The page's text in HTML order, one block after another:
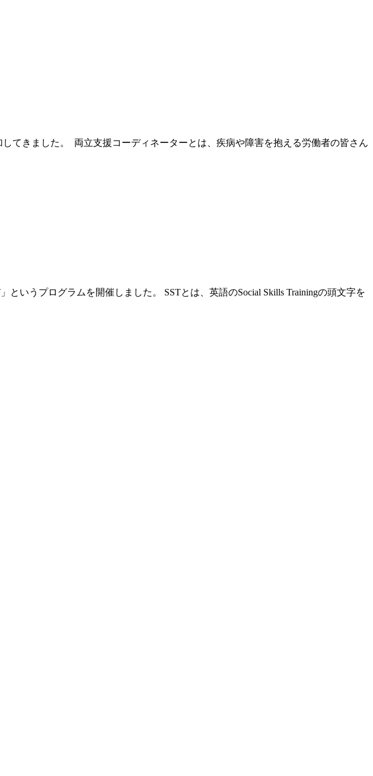
きました。 両立支援コーディネーターとは、疾病や障害を抱える労働者の皆さん
いうプログラムを開催しました。 SSTとは、英語のSocial Skills Trainingの頭文字を